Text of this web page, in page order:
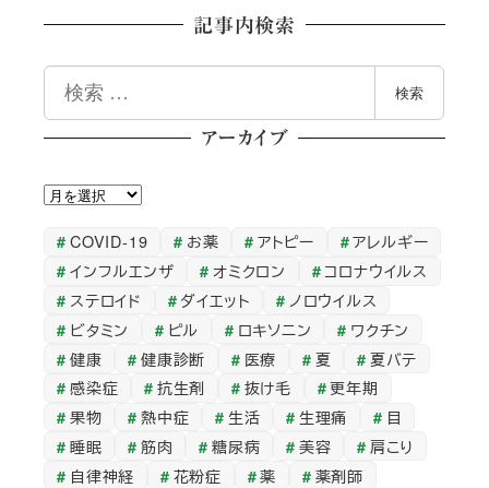
記事内検索
索
検索
アーカイブ
ア
カ
イ
ブ
COVID-19 お薬 アトピー
アレルギー
インフルエンザ
オミクロン
コロナウイルス
ステロイド
ダイエット
ノロウイルス
ビタミン
ピル ロキソニン
ワクチン
健康
健康診断 医療 夏
夏バテ
感染症
抗生剤 抜け毛
更年期
果物
熱中症 生活 生理痛
目
睡眠
筋肉 糖尿病 美容
肩こり
自律神経
花粉症 薬
薬剤師